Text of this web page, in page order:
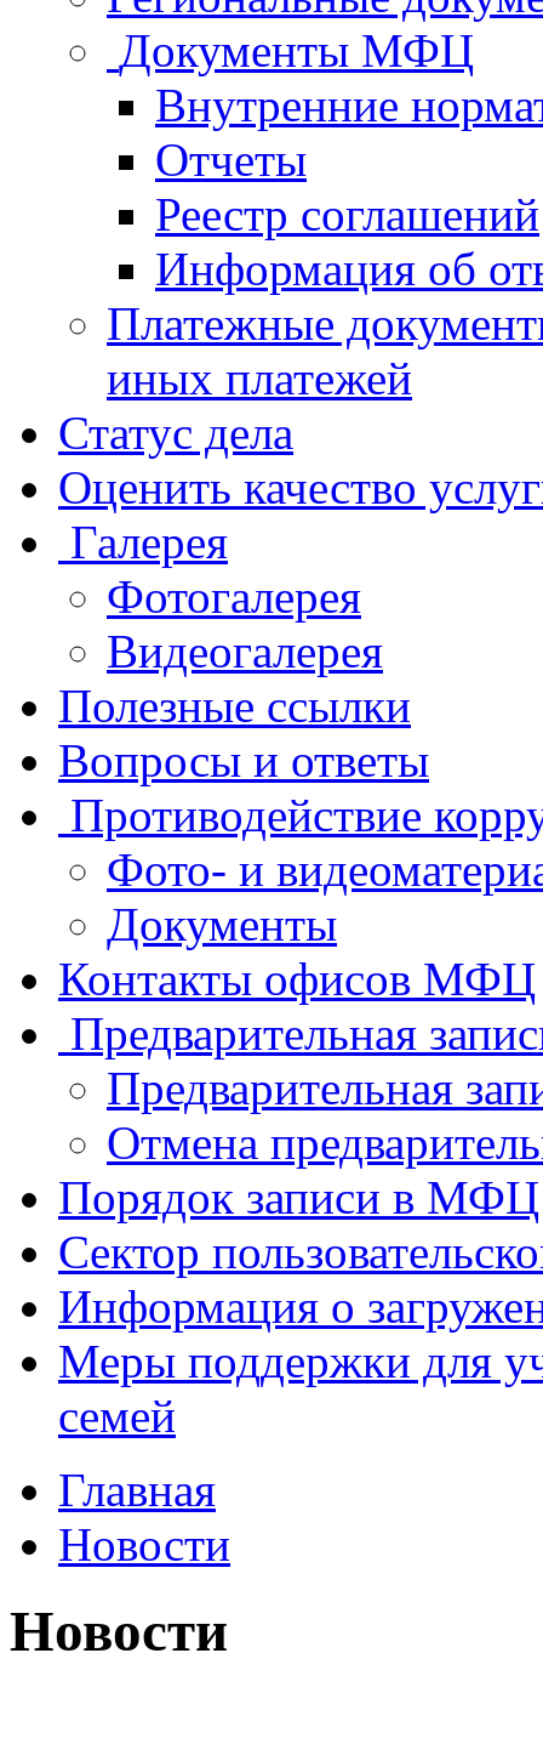
Документы МФЦ
Внутренние
Отчеты
Реестр соглашений
Информация об
Платежные
иных платежей
Статус дела
Оценить качество
Галерея
Фотогалерея
Видеогалерея
Полезные ссылки
Вопросы и ответы
Противодействие
Фото- и
Документы
Контакты офисов МФЦ
Предварительная
Предварительная
Отмена
Порядок записи в МФЦ
Сектор
Информация о
Меры поддержки для
семей
Главная
Новости
Новости